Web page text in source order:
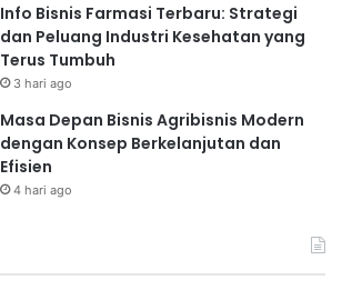
Info Bisnis Farmasi Terbaru: Strategi
dan Peluang Industri Kesehatan yang
Terus Tumbuh
3 hari ago
Masa Depan Bisnis Agribisnis Modern
dengan Konsep Berkelanjutan dan
Efisien
4 hari ago